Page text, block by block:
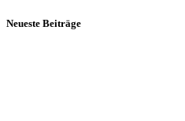
Neueste Beiträge